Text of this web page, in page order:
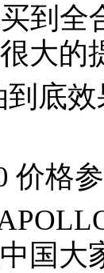
到
大的
价格
国大